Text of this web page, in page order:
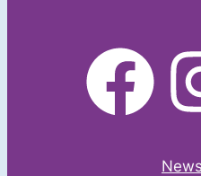
facebook Instagram